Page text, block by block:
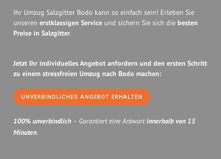
Ihr Umzug Salzgitter Bodo kann so einfach sein! Erleben Sie
unseren erstklassigen Service und sichern Sie sich die besten
Preise in Salzgitter.
Jetzt Ihr individuelles Angebot anfordern und den ersten Schritt
zu einem stressfreien Umzug nach Bodo machen:
UNVERBINDLICHES ANGEBOT ERHALTEN
100% unverbindlich – Garantiert eine Antwortinnerhalb von 15
Minuten.